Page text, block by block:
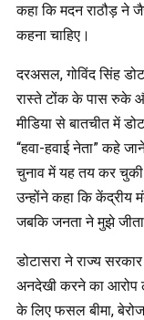
कहा कि मदन राठौड़ ने
कहना चाहिए।
दरअसल, गोविंद सिंह
रास्ते टोंक के पास रुके
मीडिया से बातचीत में
“हवा-हवाई नेता” कहे
चुनाव में यह तय कर
उन्होंने कहा कि केंद्रीय
जबकि जनता ने मुझे
डोटासरा ने राज्य
अनदेखी करने का आरोप
के लिए फसल बीमा,